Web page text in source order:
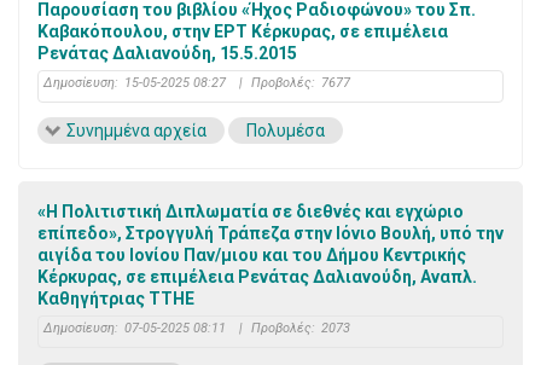
Παρουσίαση του βιβλίου «Ήχος Ραδιοφώνου» του Σπ.
Καβακόπουλου, στην ΕΡΤ Κέρκυρας, σε επιμέλεια
Ρενάτας Δαλιανούδη, 15.5.2015
Δημοσίευση: 15-05-2025 08:27 | Προβολές: 7677
Συνημμένα αρχεία Πολυμέσα
«Η Πολιτιστική Διπλωματία σε διεθνές και εγχώριο
επίπεδο», Στρογγυλή Τράπεζα στην Ιόνιο Βουλή, υπό την
αιγίδα του Ιονίου Παν/μιου και του Δήμου Κεντρικής
Κέρκυρας, σε επιμέλεια Ρενάτας Δαλιανούδη, Αναπλ.
Καθηγήτριας ΤΤΗΕ
Δημοσίευση: 07-05-2025 08:11 | Προβολές: 2073